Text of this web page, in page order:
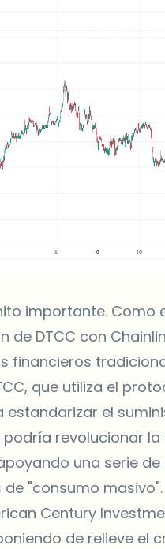
importante. Como
DTCC con
financieros
que utiliza el
el
revolucionar
una serie
"consumo masivo".
Century
de relieve el